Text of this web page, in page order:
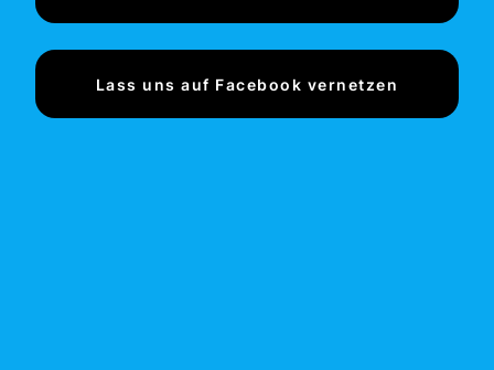
Lass uns auf Facebook vernetzen